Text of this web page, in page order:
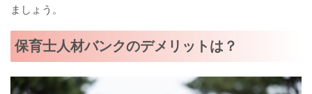
ましょう。
保育士人材バンクのデメリットは？